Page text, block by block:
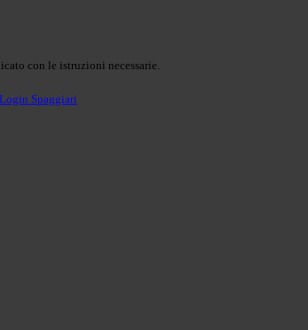
con le istruzioni necessarie.
Login Spaggiari